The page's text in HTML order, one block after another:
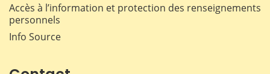
Accès à l’information et protection des renseignements
personnels
Info Source